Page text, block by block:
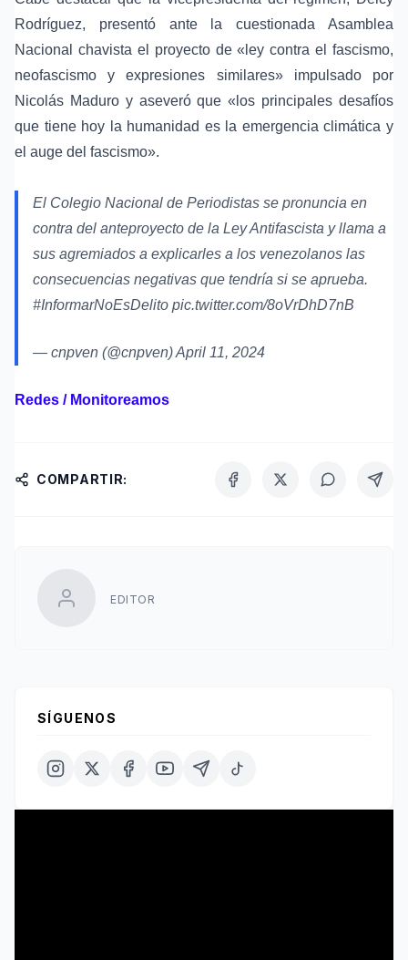
Rodríguez, presentó ante la cuestionada Asamblea
Nacional chavista el proyecto de «ley contra el fascismo,
neofascismo y expresiones similares» impulsado por
Nicolás Maduro y aseveró que «los principales desafíos
que tiene hoy la humanidad es la emergencia climática y
el auge del fascismo».
El Colegio Nacional de Periodistas se pronuncia en
contra del anteproyecto de la Ley Antifascista y llama a
sus agremiados a explicarles a los venezolanos las
consecuencias negativas que tendría si se aprueba.
#InformarNoEsDelito pic.twitter.com/8oVrDhD7nB
— cnpven (@cnpven)April 11, 2024
Redes / Monitoreamos
COMPARTIR:
EDITOR
SÍGUENOS